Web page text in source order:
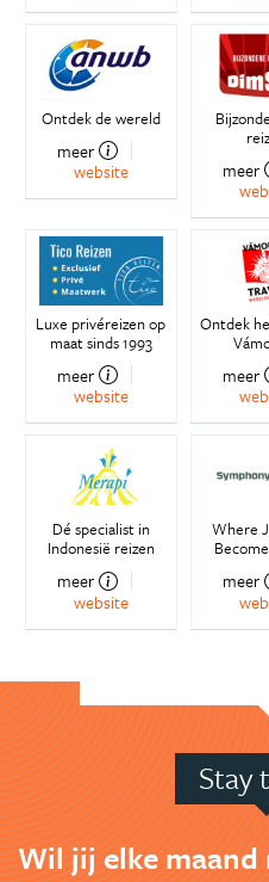
Ontdek de wereld
meer
website
meer
Luxe privéreizen op
maat sinds 1993
meer
website
Ontdek
meer
Dé specialist in
Indonesië reizen
meer
website
Where
meer
Stay
Wil jij elke maand